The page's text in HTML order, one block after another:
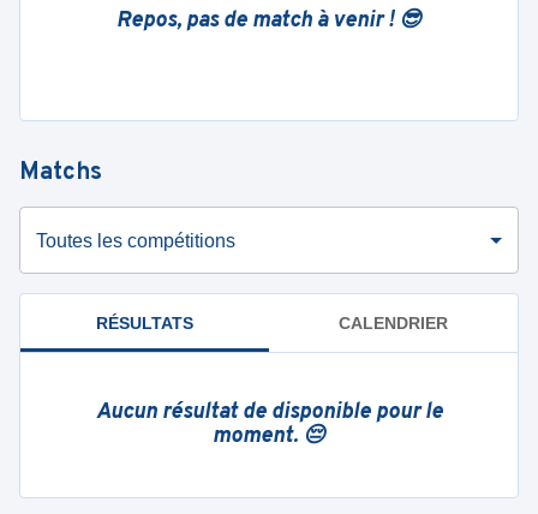
Repos, pas de match à venir ! 😎
Matchs
Toutes les compétitions
RÉSULTATS CALENDRIER
Aucun résultat de disponible pour le
moment. 😔